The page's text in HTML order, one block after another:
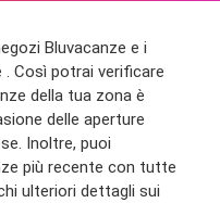
Bluvacanze e i
. Così potrai verificare
della tua zona è
delle aperture
Inoltre, puoi
più recente con tutte
ulteriori dettagli sui